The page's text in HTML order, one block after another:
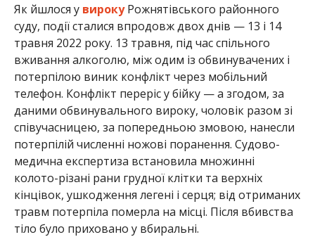
Як йшлося у вирокуРожнятівського районного
суду, події сталися впродовж двох днів — 13 і 14
травня 2022 року. 13 травня, під час спільного
вживання алкоголю, між одим із обвинувачених і
потерпілою виник конфлікт через мобільний
телефон. Конфлікт переріс у бійку — а згодом, за
даними обвинувального вироку, чоловік разом зі
співучасницею, за попередньою змовою, нанесли
потерпілій численні ножові поранення. Судово-
медична експертиза встановила множинні
колото-різані рани грудної клітки та верхніх
кінцівок, ушкодження легені і серця; від отриманих
травм потерпіла померла на місці. Після вбивства
тіло було приховано у вбиральні.